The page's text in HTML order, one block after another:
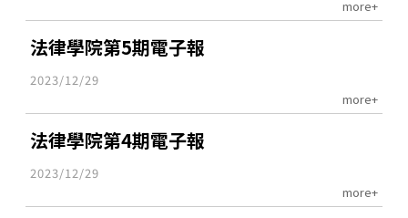
more+
法律學院第5期電子報
2023/12/29
more+
法律學院第4期電子報
2023/12/29
more+